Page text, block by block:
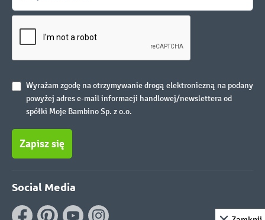
Wyrażam zgodę na otrzymywanie drogą elektroniczną na podany
powyżej adres e-mail informacji handlowej/newslettera od
spółki Moje Bambino Sp. z o.o.
Zapisz się
Social Media